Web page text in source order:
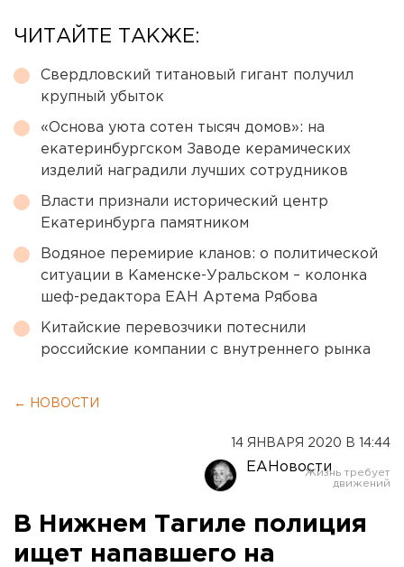
ЧИТАЙТЕ ТАКЖЕ:
Свердловский титановый гигант получил
крупный убыток
«Основа уюта сотен тысяч домов»: на
екатеринбургском Заводе керамических
изделий наградили лучших сотрудников
Власти признали исторический центр
Екатеринбурга памятником
Водяное перемирие кланов: о политической
ситуации в Каменске-Уральском – колонка
шеф-редактора ЕАН Артема Рябова
Китайские перевозчики потеснили
российские компании с внутреннего рынка
← НОВОСТИ
14 ЯНВАРЯ 2020 В 14:44
ЕАНовости
В Нижнем Тагиле полиция
ищет напавшего на